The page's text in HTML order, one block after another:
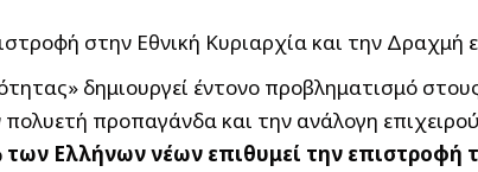
δημιουργεί έντονο προβληματισμό
προπαγάνδα και την ανάλογη
Ελλήνων νέων επιθυμεί την επιστροφή